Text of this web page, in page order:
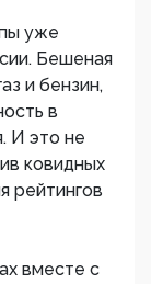
уже
Бешеная
и бензин,
в
И это не
ковидных
рейтингов
вместе с